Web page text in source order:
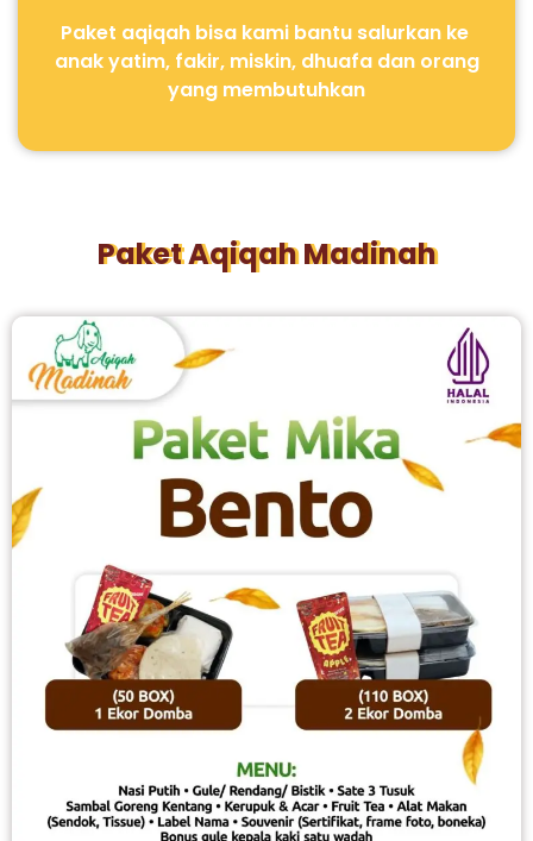
Paket aqiqah bisa kami bantu salurkan ke
anak yatim, fakir, miskin, dhuafa dan orang
yang membutuhkan
Paket Aqiqah Madinah